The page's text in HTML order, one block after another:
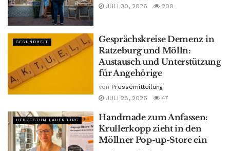
JULI 30, 2026
200
GESUNDHEIT
Gesprächskreise Demenz in
Ratzeburg und Mölln:
Austausch und Unterstützung
für Angehörige
von Pressemitteilung
JULI 28, 2026
47
HERZOGTUM LAUENBURG
Handmade zum Anfassen:
Krullerkopp zieht in den
Möllner Pop-up-Store ein